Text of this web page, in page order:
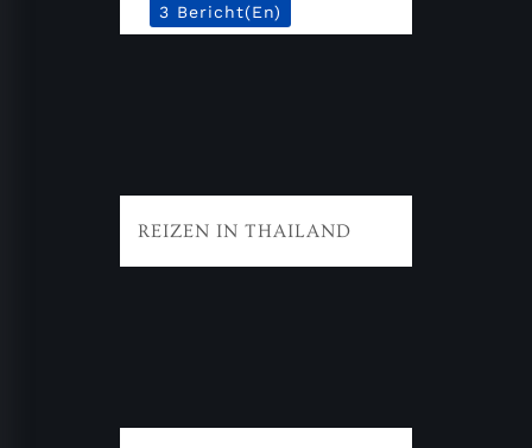
3 Bericht(en)
REIZEN IN THAILAND